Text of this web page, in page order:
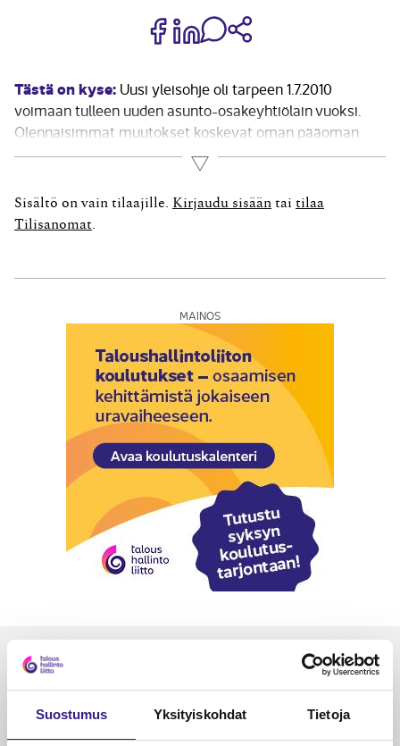
Suostumus Yksityiskohdat Tietoja
Jaa Share on Facebook
Jaa Share on LinkedIn
Jaa WhatsApp-viestinä
Tästä on kyse: Uusi yleisohje oli tarpeen 1.7.2010
voimaan tulleen uuden asunto-osakeyhtiölain vuoksi.
Olennaisimmat muutokset koskevat oman pääoman
rakennetta sekä omien osakkeiden hankkimista ja
lunastamista koskevia säännöksiä. Yleisohjeeseen
sisältyy uusi luku, joka koskee asunto-osakeyhtiön
toimintakertomusta ja yleisohjeen liitteeksi on lisätty
Lue lisää
Sisältö on vain tilaajille. Kirjaudu sisään tai tilaa
Tilisanomat
MAINOS
Luetuimmat
Kulu­veloitukset arvon­lisä­